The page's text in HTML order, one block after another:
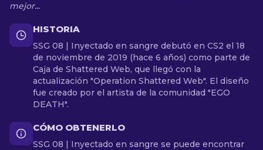
mejor...
HISTORIA
SSG 08 | Inyectado en sangre debutó en CS2 el 18
de noviembre de 2019 (hace 6 años) como parte de
Caja de Shattered Web, que llegó con la
actualización "Operation Shattered Web". El diseño
fue creado por el artista de la comunidad "EGO
DEATH".
CÓMO OBTENERLO
SSG 08 | Inyectado en sangre se puede encontrar